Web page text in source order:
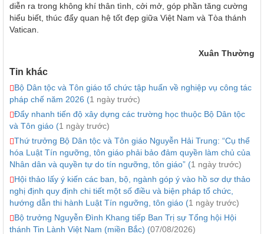
diễn ra trong không khí thân tình, cởi mở, góp phần tăng cường
hiểu biết, thúc đẩy quan hệ tốt đẹp giữa Việt Nam và Tòa thánh
Vatican.
Xuân Thường
Tin khác
Bộ Dân tộc và Tôn giáo tổ chức tập huấn về nghiệp vụ công tác
pháp chế năm 2026 (1 ngày trước)
Đẩy nhanh tiến độ xây dựng các trường học thuộc Bộ Dân tộc
và Tôn giáo (1 ngày trước)
Thứ trưởng Bộ Dân tộc và Tôn giáo Nguyễn Hải Trung: “Cụ thể
hóa Luật Tín ngưỡng, tôn giáo phải bảo đảm quyền làm chủ của
Nhân dân và quyền tự do tín ngưỡng, tôn giáo” (1 ngày trước)
Hội thảo lấy ý kiến các ban, bộ, ngành góp ý vào hồ sơ dự thảo
nghị định quy định chi tiết một số điều và biện pháp tổ chức,
hướng dẫn thi hành Luật Tín ngưỡng, tôn giáo (1 ngày trước)
Bộ trưởng Nguyễn Đình Khang tiếp Ban Trị sự Tổng hội Hội
thánh Tin Lành Việt Nam (miền Bắc) (07/08/2026)